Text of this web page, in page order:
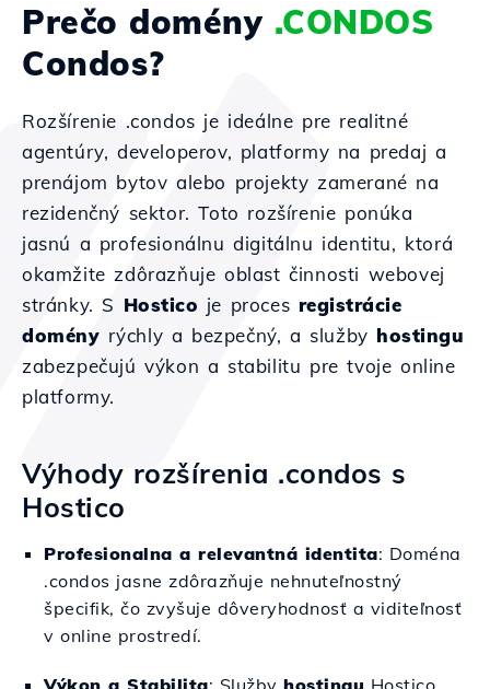
Prečo domény .CONDOS
Condos?
Rozšírenie .condos je ideálne pre realitné
agentúry, developerov, platformy na predaj a
prenájom bytov alebo projekty zamerané na
rezidenčný sektor. Toto rozšírenie ponúka
jasnú a profesionálnu digitálnu identitu, ktorá
okamžite zdôrazňuje oblast činnosti webovej
stránky. S Hostico je proces registrácie
domény rýchly a bezpečný, a služby hostingu
zabezpečujú výkon a stabilitu pre tvoje online
platformy.
Výhody rozšírenia .condos s
Hostico
Profesionalna a relevantná identita: Doména
.condos jasne zdôrazňuje nehnuteľnostný
špecifik, čo zvyšuje dôveryhodnosť a viditeľnosť
v online prostredí.
Výkon a Stabilita: Služby hostingu Hostico